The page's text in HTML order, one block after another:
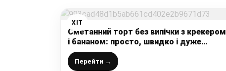
ХІТ
Сметанний торт без випічки з крекером
і бананом: просто, швидко і дуже
смачно, зберігайте рецепт
Перейти →